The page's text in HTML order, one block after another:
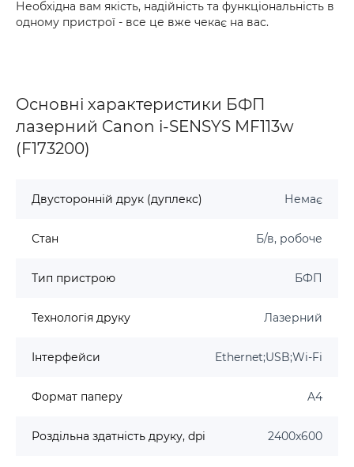
Необхідна вам якість, надійність та функціональність в
одному пристрої - все це вже чекає на вас.
Основні характеристики БФП
лазерний Canon i-SENSYS MF113w
(F173200)
Двусторонній друк (дуплекс) Немає
Стан Б/в, робоче
Тип пристрою БФП
Технологія друку Лазерний
Інтерфейси Ethernet;USB;Wi-Fi
Формат паперу A4
Роздільна здатність друку, dpi 2400x600